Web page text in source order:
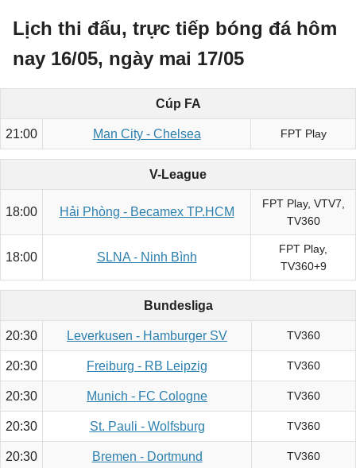
Lịch thi đấu, trực tiếp bóng đá hôm
nay 16/05, ngày mai 17/05
Cúp FA
21:00 Man City - Chelsea FPT Play
V-League
18:00 Hải Phòng - Becamex TP.HCM
FPT Play, VTV7,
TV360
18:00 SLNA - Ninh Bình
FPT Play,
TV360+9
Bundesliga
20:30 Leverkusen - Hamburger SV TV360
20:30 Freiburg - RB Leipzig TV360
20:30 Munich - FC Cologne TV360
20:30 St. Pauli - Wolfsburg TV360
20:30 Bremen - Dortmund TV360